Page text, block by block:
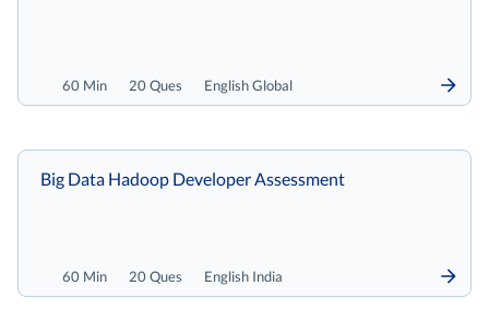
60 Min 20 Ques English Global
60 Min 20 Ques English India
Big Data Hadoop Developer Assessment